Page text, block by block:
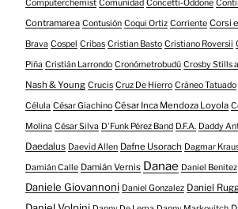
Computerchemist Comunidad Concetti-Oddone
Contramarea Contusión Coqui Ortiz Corriente Corsi
Brava Cospel Cribas Cristian Basto Cristiano Roversii
Piña Cristián Larrondo Cronómetrobudú Crosby Stills
Nash & Young Crucis Cruz De Hierro Cráneo Tatuado
Célula César Giachino César Inca Mendoza Loyola
Molina César Silva D'Funk Pérez Band D.F.A. Daddy
Daedalus Daevid Allen Dafne Usorach Dagmar
Damián Calle Damián Vernis Danae Daniel Benitez
Daniele Giovannoni Daniel Gonzalez Daniel